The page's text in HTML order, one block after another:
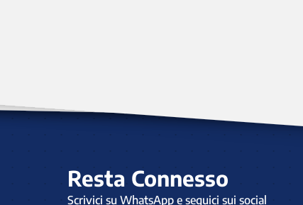
Resta Connesso
Scrivici su WhatsApp e seguici sui social